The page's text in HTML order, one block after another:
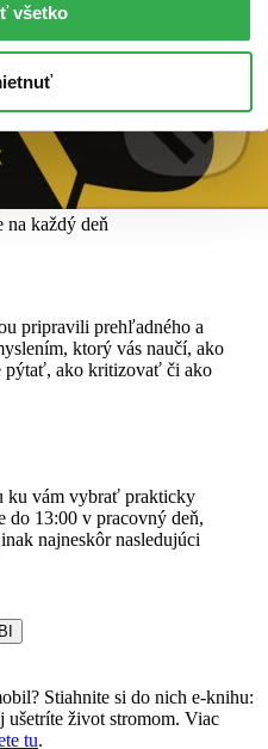
všetko
každý deň
pripravili prehľadného a
ktorý vás naučí, ako
pýtať, ako kritizovať či ako
ku vám vybrať prakticky
do 13:00 v pracovný deň,
najneskôr nasledujúci
Stiahnite si do nich e-knihu:
ušetríte život stromom. Viac
tu.